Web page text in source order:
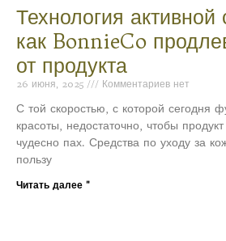
Технология активной
как BonnieCo
от продукта
26 июня, 2025 Комментариев нет
С той скоростью, с которой сегодня
красоты, недостаточно, чтобы
чудесно пах. Средства по уходу за
пользу
Читать далее "